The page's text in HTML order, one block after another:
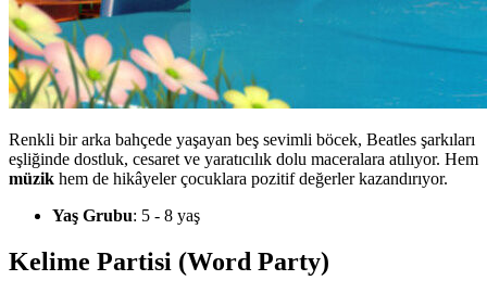
Renkli bir arka bahçede yaşayan beş sevimli böcek, Beatles şarkıları
eşliğinde dostluk, cesaret ve yaratıcılık dolu maceralara atılıyor. Hem
müzik hem de hikâyeler çocuklara pozitif değerler kazandırıyor.
Yaş Grubu: 5 - 8 yaş
Kelime Partisi (Word Party)